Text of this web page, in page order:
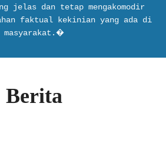
jelas dan tetap mengakomodir
faktual kekinian yang ada di
masyarakat.�
Berita